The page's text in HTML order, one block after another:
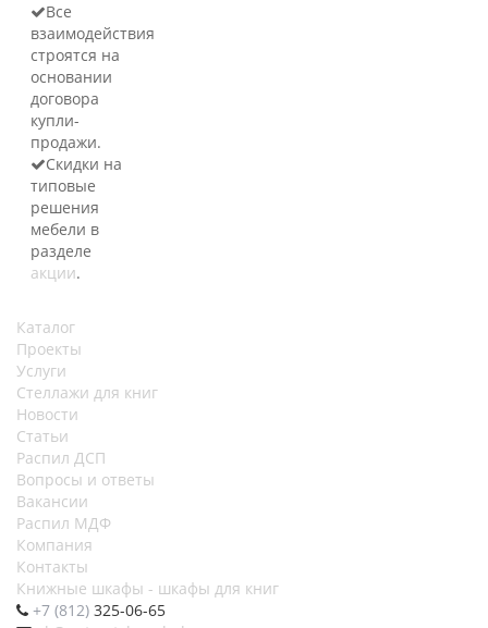
Все
взаимодействия
строятся на
основании
договора
купли-
продажи.
Скидки на
типовые
решения
мебели в
разделе
акции.
Каталог
Проекты
Услуги
Стеллажи для книг
Новости
Статьи
Распил ДСП
Вопросы и ответы
Вакансии
Распил МДФ
Компания
Контакты
Книжные шкафы - шкафы для книг
+7 (812) 325-06-65